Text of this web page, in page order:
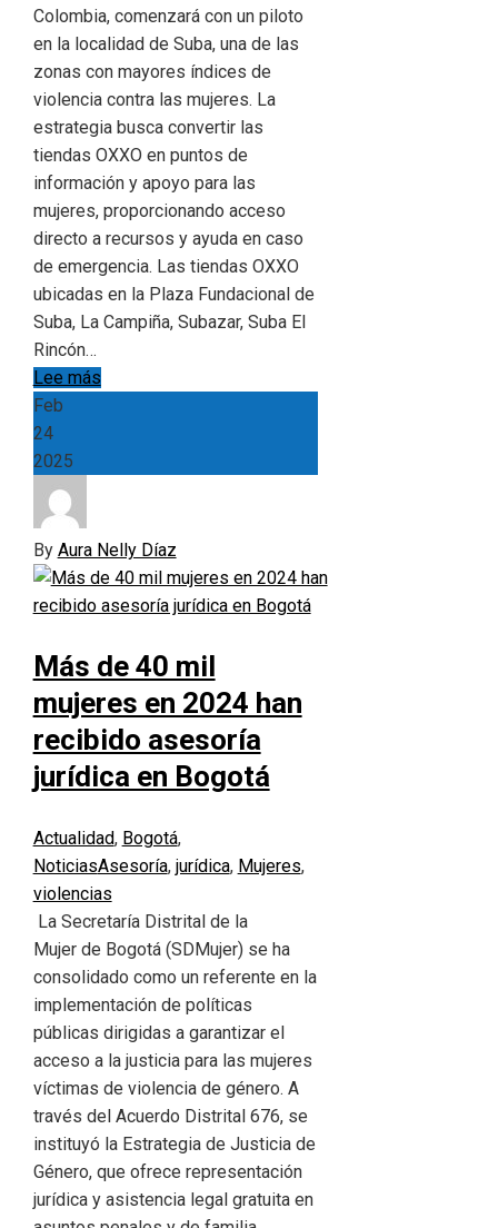
Colombia, comenzará con un piloto
en la localidad de Suba, una de las
zonas con mayores índices de
violencia contra las mujeres. La
estrategia busca convertir las
tiendas OXXO en puntos de
información y apoyo para las
mujeres, proporcionando acceso
directo a recursos y ayuda en caso
de emergencia. Las tiendas OXXO
ubicadas en la Plaza Fundacional de
Suba, La Campiña, Subazar, Suba El
Rincón…
Lee más
Feb
24
2025
By Aura Nelly Díaz
Más de 40 mil
mujeres en 2024 han
recibido asesoría
jurídica en Bogotá
Actualidad, Bogotá,
NoticiasAsesoría, jurídica, Mujeres,
violencias
La Secretaría Distrital de la
Mujer de Bogotá (SDMujer) se ha
consolidado como un referente en la
implementación de políticas
públicas dirigidas a garantizar el
acceso a la justicia para las mujeres
víctimas de violencia de género. A
través del Acuerdo Distrital 676, se
instituyó la Estrategia de Justicia de
Género, que ofrece representación
jurídica y asistencia legal gratuita en